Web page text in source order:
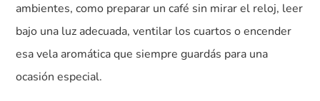
ambientes, como preparar un café sin mirar el reloj, leer
bajo una luz adecuada, ventilar los cuartos o encender
esa vela aromática que siempre guardás para una
ocasión especial.